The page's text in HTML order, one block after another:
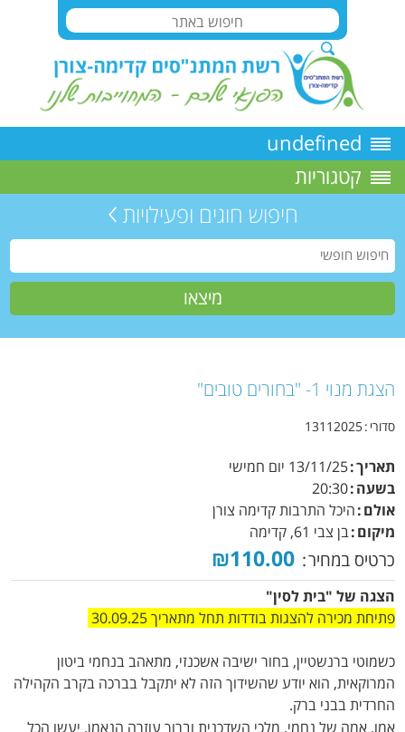
undefined
קטגוריות
חיפוש חוגים ופעילויות
הצגת מנוי 1- "בחורים טובים"
סדורי 13112025
תאריך 13/11/25 יום חמישי
בשעה 20:30
אולם היכל התרבות קדימה צורן
מיקום בן צבי 61, קדימה
כרטיס במחיר ₪110.00
הצגה של "בית לסין"
פתיחת מכירה להצגות בודדות תחל מתאריך 30.09.25
כשמוטי ברנשטיין, בחור ישיבה אשכנזי, מתאהב בנחמי ביטון
המרוקאית, הוא יודע שהשידוך הזה לא יתקבל בברכה בקרב הקהילה
החרדית בבני ברק.
אמו, אמה של נחמי, מלכי השדכנית וברוך עוזרה הנאמן, יעשו הכל